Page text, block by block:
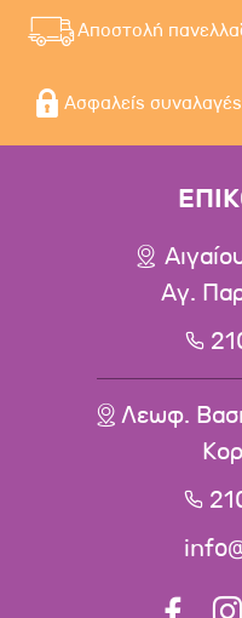
Αποστολή
Ασφαλείς συναλαγές
Αγ.
Λεωφ.